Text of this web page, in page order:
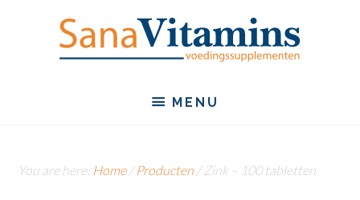
MENU
You are here: Home/ Producten /Zink – 100 tabletten